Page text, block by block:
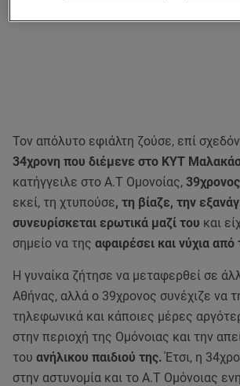
Τον απόλυτο εφιάλτη ζούσε, επί
34χρονη που διέμενε στο ΚΥΤ
κατήγγειλε στο Α.Τ Ομονοίας, 39χρονος
εκεί, τη χτυπούσε, τη βίαζε, την
συνευρίσκεται ερωτικά μαζί του και
σημείο να της αφαιρέσει και νύχια από
Η γυναίκα ζήτησε να μεταφερθεί σε
Αθήνας, αλλά ο 39χρονος συνέχιζε να
τηλεφωνικά και κάποιες μέρες
στην περιοχή της Ομόνοιας και την
του ανήλικου παιδιού της.Έτσι, η
στην αστυνομία και το Α.Τ Ομόνοιας